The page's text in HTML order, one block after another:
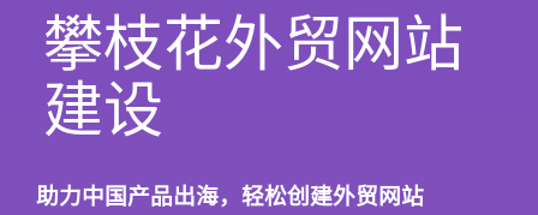
攀枝花外贸网站
建设
助力中国产品出海，轻松创建外贸网站